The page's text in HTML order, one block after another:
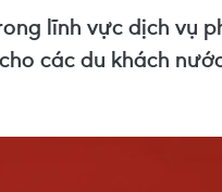
lĩnh vực dịch vụ
các du khách